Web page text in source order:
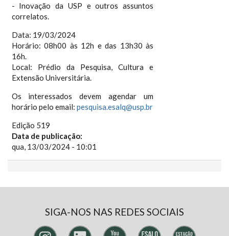
- Inovação da USP e outros assuntos
correlatos.
Data: 19/03/2024
Horário: 08h00 às 12h e das 13h30 às
16h.
Local: Prédio da Pesquisa, Cultura e
Extensão Universitária.
Os interessados devem agendar um
horário pelo email: pesquisa.esalq@usp.br
Edição 519
Data de publicação:
qua, 13/03/2024 - 10:01
SIGA-NOS NAS REDES SOCIAIS